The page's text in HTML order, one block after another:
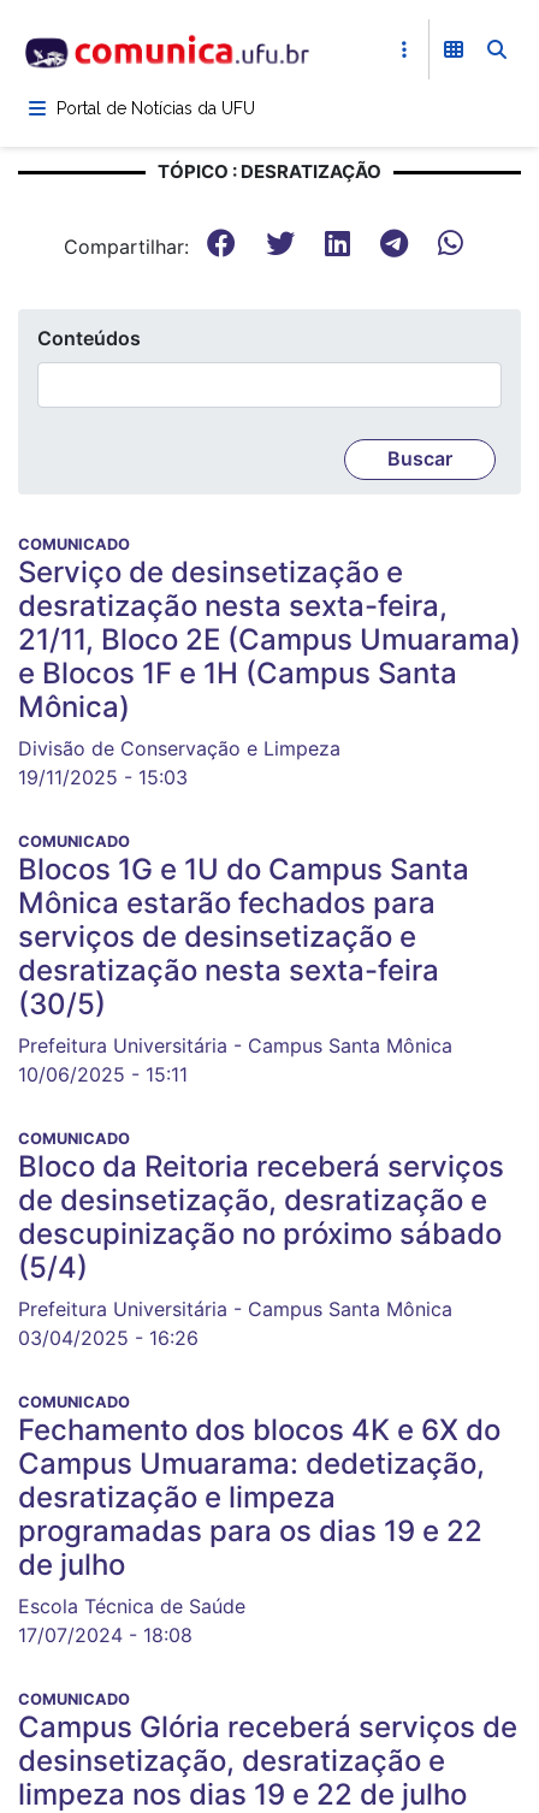
para
conteúdoPortal de Notícias da UFU
TÓPICO : DESRATIZAÇÃO
Compartilhar:
Conteúdos
COMUNICADO
Serviço de desinsetização e
desratização nesta sexta-feira,
21/11, Bloco 2E (Campus Umuarama)
e Blocos 1F e 1H (Campus Santa
Mônica)
Divisão de Conservação e Limpeza
19/11/2025 - 15:03
COMUNICADO
Blocos 1G e 1U do Campus Santa
Mônica estarão fechados para
serviços de desinsetização e
desratização nesta sexta-feira
(30/5)
Prefeitura Universitária - Campus Santa Mônica
10/06/2025 - 15:11
COMUNICADO
Bloco da Reitoria receberá serviços
de desinsetização, desratização e
descupinização no próximo sábado
(5/4)
Prefeitura Universitária - Campus Santa Mônica
03/04/2025 - 16:26
COMUNICADO
Fechamento dos blocos 4K e 6X do
Campus Umuarama: dedetização,
desratização e limpeza
programadas para os dias 19 e 22
de julho
Escola Técnica de Saúde
17/07/2024 - 18:08
COMUNICADO
Campus Glória receberá serviços de
desinsetização, desratização e
limpeza nos dias 19 e 22 de julho